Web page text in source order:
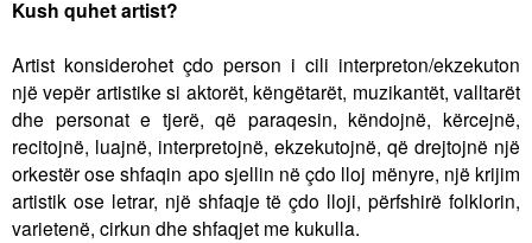
c
h
f
o
r
here
Kush quhet artist?
Artist konsiderohet çdo person i cili interpreton/ekzekuton
një vepër artistike si aktorët, këngëtarët, muzikantët, valltarët
dhe personat e tjerë, që paraqesin, këndojnë, kërcejnë,
recitojnë, luajnë, interpretojnë, ekzekutojnë, që drejtojnë një
orkestër ose shfaqin apo sjellin në çdo lloj mënyre, një krijim
artistik ose letrar, një shfaqje të çdo lloji, përfshirë folklorin,
varietenë, cirkun dhe shfaqjet me kukulla.